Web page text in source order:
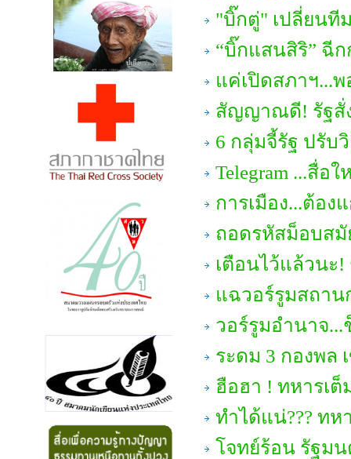
"บิ๊กตู่" เปลี่ยนที
“บิ๊กแสนสิริ” ฉี
แค่เปิดสภาฯ...พ
สัญญาณดี! รัฐสั่
6 กลุ่มจี้รัฐ ปรับ
Telegram ...สื่อ
การเมือง...ต้อง
ถอดรหัสม็อบส
เตือนไว้แล้วน
แฉวอร์รูมสถาน
วอร์รูมอำนาจ
ระดม 3 กองพล
ฮือฮา ! ทหารเ
ทำได้แน่??? ทห
โจทย์ร้อน รัฐม